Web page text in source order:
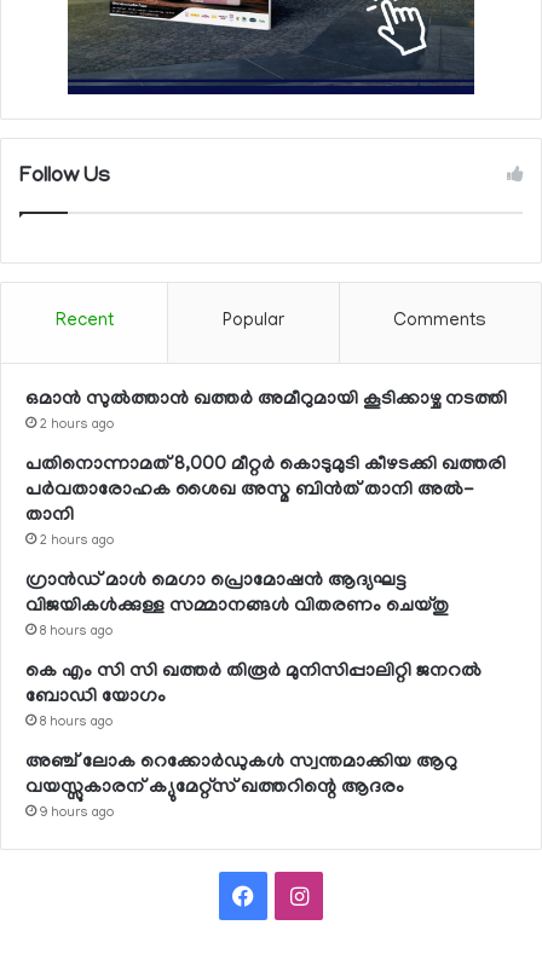
Follow Us
Recent Popular Comments
ഒമാന്‍ സുല്‍ത്താന്‍ ഖത്തര്‍ അമീറുമായി കൂടിക്കാഴ്ച നടത്തി
2 hours ago
പതിനൊന്നാമത് 8,000 മീറ്റര്‍ കൊടുമുടി കീഴടക്കി ഖത്തരി
പര്‍വതാരോഹക ശൈഖ അസ്മ ബിന്‍ത് താനി അല്‍-
താനി
2 hours ago
ഗ്രാന്‍ഡ് മാള്‍ മെഗാ പ്രൊമോഷന്‍ ആദ്യഘട്ട
വിജയികള്‍ക്കുള്ള സമ്മാനങ്ങള്‍ വിതരണം ചെയ്തു
8 hours ago
കെ എം സി സി ഖത്തര്‍ തിരൂര്‍ മുനിസിപ്പാലിറ്റി ജനറല്‍
ബോഡി യോഗം
8 hours ago
അഞ്ച് ലോക റെക്കോര്‍ഡുകള്‍ സ്വന്തമാക്കിയ ആറു
വയസ്സുകാരന് ക്യുമേറ്റ്‌സ് ഖത്തറിന്റെ ആദരം
9 hours ago
FacebookInstagram